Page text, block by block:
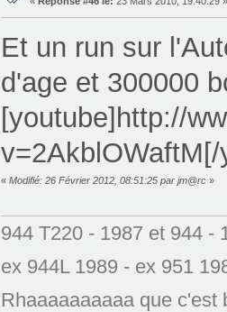
Et un run sur
d'age et 300000
[youtube]http://
« Modifié: 26 Février 2012, 08:51:25 par jm@rc»
944 T220 - 1987 et 944 -
ex 944L 1989 - ex 951
Rhaaaaaaaaaa que c'est